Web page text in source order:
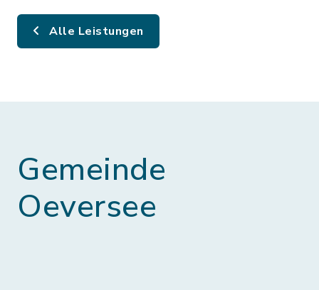
Alle Leistungen
Gemeinde
Oeversee